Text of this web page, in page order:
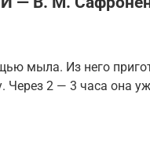
мыла. Из него
Через 2 — 3 часа она